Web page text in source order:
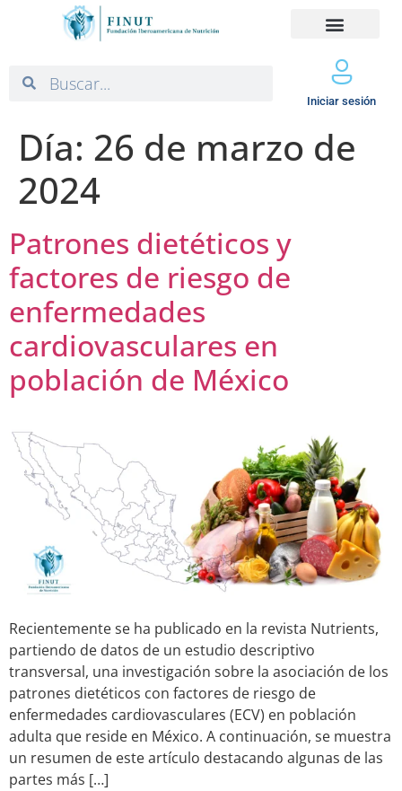
Iniciar sesión
Día: 26 de marzo de
2024
Patrones dietéticos y
factores de riesgo de
enfermedades
cardiovasculares en
población de México
Recientemente se ha publicado en la revista Nutrients,
partiendo de datos de un estudio descriptivo
transversal, una investigación sobre la asociación de los
patrones dietéticos con factores de riesgo de
enfermedades cardiovasculares (ECV) en población
adulta que reside en México. A continuación, se muestra
un resumen de este artículo destacando algunas de las
partes más […]